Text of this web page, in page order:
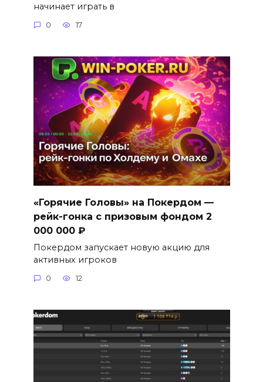
начинает играть в
0 17
«Горячие Головы» на Покердом —
рейк-гонка с призовым фондом 2
000 000 ₽
Покердом запускает новую акцию для
активных игроков
0 12